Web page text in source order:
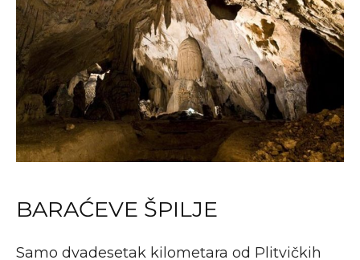
BARAĆEVE ŠPILJE
Samo dvadesetak kilometara od Plitvičkih